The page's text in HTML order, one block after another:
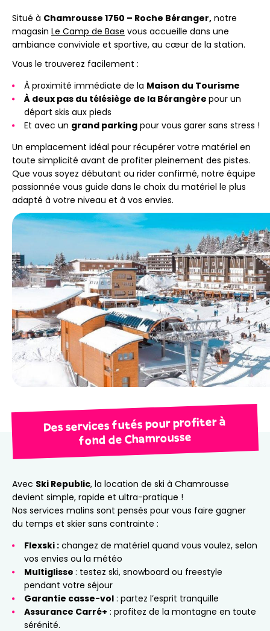
Situé à Chamrousse 1750 – Roche Béranger, notre
magasin Le Camp de Base vous accueille dans une
ambiance conviviale et sportive, au cœur de la station.
Vous le trouverez facilement :
À proximité immédiate de la Maison du Tourisme
À deux pas du télésiège de la Bérangère pour un
départ skis aux pieds
Et avec un grand parking pour vous garer sans stress !
Un emplacement idéal pour récupérer votre matériel en
toute simplicité avant de profiter pleinement des pistes.
Que vous soyez débutant ou rider confirmé, notre équipe
passionnée vous guide dans le choix du matériel le plus
adapté à votre niveau et à vos envies.
Des services futés pour profiter à
fond de Chamrousse
Avec Ski Republic, la location de ski à Chamrousse
devient simple, rapide et ultra-pratique !
Nos services malins sont pensés pour vous faire gagner
du temps et skier sans contrainte :
Flexski : changez de matériel quand vous voulez, selon
vos envies ou la météo
Multiglisse : testez ski, snowboard ou freestyle
pendant votre séjour
Garantie casse-vol : partez l’esprit tranquille
Assurance Carré+ : profitez de la montagne en toute
sérénité.